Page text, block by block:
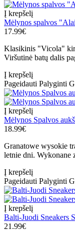
Į krepšelį
Mėlynos spalvos
17.99€
Klasikinis "Vicola"
Viršutinė batų dalis
Į krepšelį
Pageidauti Palyginti
Į krepšelį
Mėlynos Spalvos
18.99€
Granatowe wysokie
letnie dni. Wykonane
Į krepšelį
Pageidauti Palyginti
Į krepšelį
Balti-Juodi Sneakers
21.99€